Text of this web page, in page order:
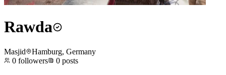
Rawda
Masjid
Hamburg, Germany
0 followers 0 posts